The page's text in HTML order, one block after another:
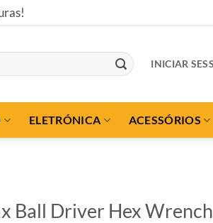
INICIAR
ELETRÓNICA ACESSÓRIOS
Ball Driver Hex